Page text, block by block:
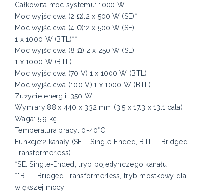
Całkowita moc systemu: 1000 W
Moc wyjściowa (2 Ω):2 x 500 W (SE)*
Moc wyjściowa (4 Ω):2 x 500 W (SE)
1 x 1000 W (BTL)**
Moc wyjściowa (8 Ω):2 x 250 W (SE)
1 x 1000 W (BTL)
Moc wyjściowa (70 V):1 x 1000 W (BTL)
Moc wyjściowa (100 V):1 x 1000 W (BTL)
Zużycie energii: 350 W
Wymiary:88 x 440 x 332 mm (3.5 x 17.3 x 13.1 cala)
Waga: 5.9 kg
Temperatura pracy: 0-40°C
Funkcje:2 kanały (SE – Single-Ended, BTL – Bridged
Transformerless).
*SE: Single-Ended, tryb pojedynczego kanału.
**BTL: Bridged Transformerless, tryb mostkowy dla
większej mocy.